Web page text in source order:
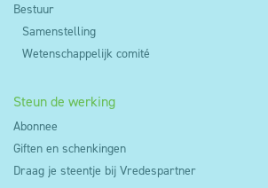
Bestuur
Samenstelling
Wetenschappelijk comité
Steun de werking
Abonnee
Giften en schenkingen
Draag je steentje bij Vredespartner